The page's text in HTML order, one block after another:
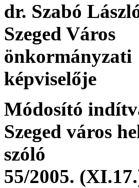
dr. Szabó
Szeged Város
önkormányzati
képviselője
Módosító
Szeged város
szóló
55/2005.